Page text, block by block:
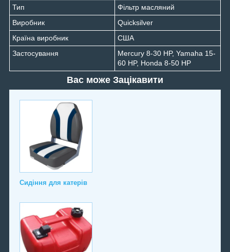
Тип
Фільтр масляний
Виробник
Quicksilver
Країна виробник
США
Застосування
Mercury 8-30 HP, Yamaha 15-
60 HP, Honda 8-50 HP
Вас може Зацікавити
Сидіння для катерів